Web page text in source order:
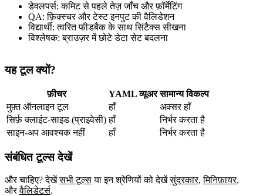
डेवलपर्स: कमिट से पहले तेज़ जाँच और फ़ॉर्मेटिंग
QA: फ़िक्स्चर और टेस्ट इनपुट की वैलिडेशन
विद्यार्थी: त्वरित फीडबैक के साथ सिंटैक्स सीखना
विश्लेषक: ब्राउज़र में छोटे डेटा सेट बदलना
यह टूल क्यों?
फ़ीचर YAML व्यूअर सामान्य विकल्प
मुफ़्त ऑनलाइन टूल
हाँ
अक्सर हाँ
सिर्फ़ क्लाइंट‑साइड (प्राइवेसी) हाँ
निर्भर करता है
साइन‑अप आवश्यक नहीं
हाँ निर्भर करता है
संबंधित टूल्स देखें
और चाहिए? देखें सभी टूल्स या इन श्रेणियों को देखें सुंदरकार,मिनिफ़ायर,
और वैलिडेटर्स.